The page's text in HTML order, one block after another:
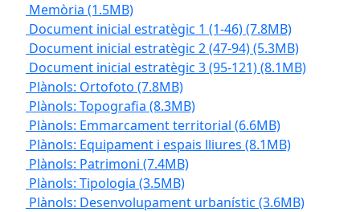
Memòria (1.5MB)
Document inicial estratègic 1 (1-46)(7.8MB)
Document inicial estratègic 2 (47-94)(5.3MB)
Document inicial estratègic 3 (95-121)(8.1MB)
Plànols: Ortofoto (7.8MB)
Plànols: Topografia (8.3MB)
Plànols: Emmarcament territorial (6.6MB)
Plànols: Equipament i espais lliures (8.1MB)
Plànols: Patrimoni (7.4MB)
Plànols: Tipologia (3.5MB)
Plànols: Desenvolupament urbanístic (3.6MB)